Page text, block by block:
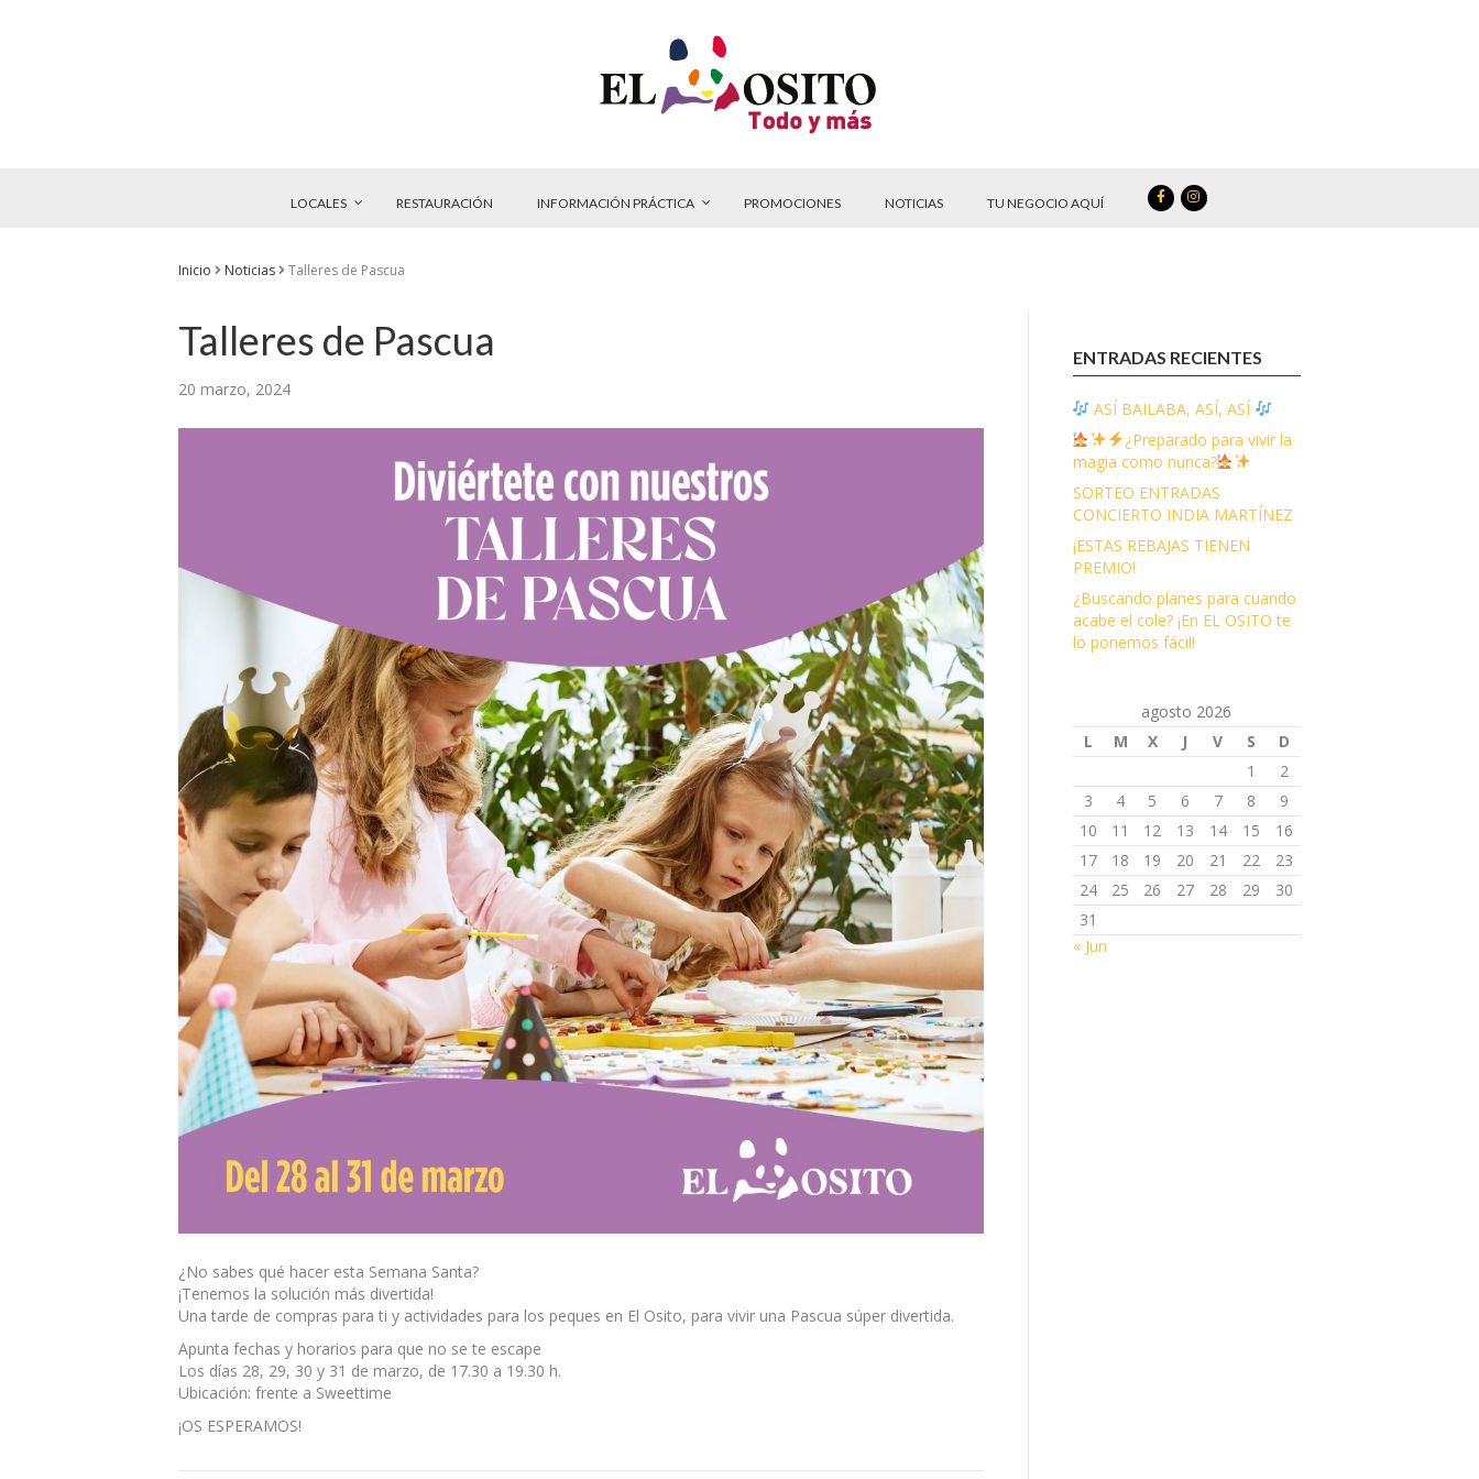
LOCALES RESTAURACIÓN INFORMACIÓN PRÁCTICA PROMOCIONES NOTICIAS TU NEGOCIO AQUÍ
Inicio Noticias Talleres de Pascua
Talleres de Pascua
20 marzo, 2024
¿No sabes qué hacer esta Semana Santa?
¡Tenemos la solución más divertida!
Una tarde de compras para ti y actividades para los peques en El Osito, para vivir una Pascua súper divertida.
Apunta fechas y horarios para que no se te escape
Los días 28, 29, 30 y 31 de marzo, de 17.30 a 19.30 h.
Ubicación: frente a Sweettime
¡OS ESPERAMOS!
ENTRADAS RECIENTES
ASÍ BAILABA, ASÍ, ASÍ
¿Preparado para vivir la
magia como nunca?
SORTEO ENTRADAS
CONCIERTO INDIA MARTÍNEZ
¡ESTAS REBAJAS TIENEN
PREMIO!
¿Buscando planes para cuando
acabe el cole? ¡En EL OSITO te
lo ponemos fácil!
agosto 2026
L
M X J V S
D
1
2
3
4 5 6 7 8
9
10
11 12 13 14 15
16
17
18 19 20 21 22
23
24
25 26 27 28 29
30
31
« Jun